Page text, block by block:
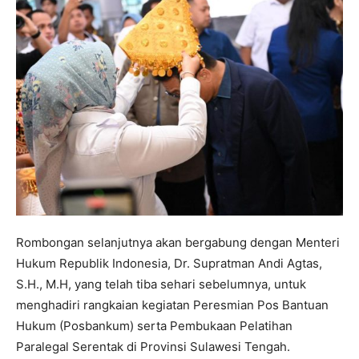
Rombongan selanjutnya akan bergabung dengan Menteri
Hukum Republik Indonesia, Dr. Supratman Andi Agtas,
S.H., M.H, yang telah tiba sehari sebelumnya, untuk
menghadiri rangkaian kegiatan Peresmian Pos Bantuan
Hukum (Posbankum) serta Pembukaan Pelatihan
Paralegal Serentak di Provinsi Sulawesi Tengah.